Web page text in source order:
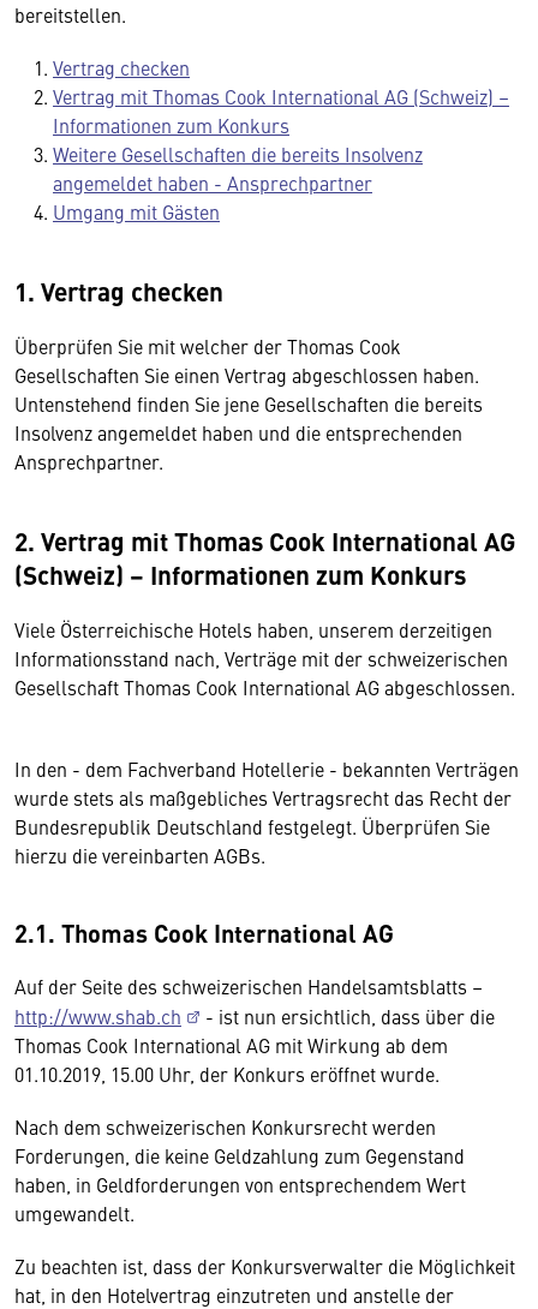
bereitstellen.
Vertrag checken
Vertrag mit Thomas Cook International AG (Schweiz) –
Informationen zum Konkurs
Weitere Gesellschaften die bereits Insolvenz
angemeldet haben - Ansprechpartner
Umgang mit Gästen
1. Vertrag checken
Überprüfen Sie mit welcher der Thomas Cook
Gesellschaften Sie einen Vertrag abgeschlossen haben.
Untenstehend finden Sie jene Gesellschaften die bereits
Insolvenz angemeldet haben und die entsprechenden
Ansprechpartner.
2. Vertrag mit Thomas Cook International AG
(Schweiz) – Informationen zum Konkurs
Viele Österreichische Hotels haben, unserem derzeitigen
Informationsstand nach, Verträge mit der schweizerischen
Gesellschaft Thomas Cook International AG abgeschlossen.
In den - dem Fachverband Hotellerie - bekannten Verträgen
wurde stets als maßgebliches Vertragsrecht das Recht der
Bundesrepublik Deutschland festgelegt. Überprüfen Sie
hierzu die vereinbarten AGBs.
2.1. Thomas Cook International AG
Auf der Seite des schweizerischen Handelsamtsblatts –
http://www.shab.ch
- ist nun ersichtlich, dass über die
Thomas Cook International AG mit Wirkung ab dem
01.10.2019, 15.00 Uhr, der Konkurs eröffnet wurde.
Nach dem schweizerischen Konkursrecht werden
Forderungen, die keine Geldzahlung zum Gegenstand
haben, in Geldforderungen von entsprechendem Wert
umgewandelt.
Zu beachten ist, dass der Konkursverwalter die Möglichkeit
hat, in den Hotelvertrag einzutreten und anstelle der